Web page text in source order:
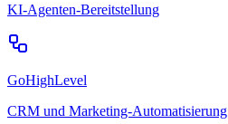
KI-Agenten-Bereitstellung
GoHighLevel
CRM und Marketing-Automatisierung